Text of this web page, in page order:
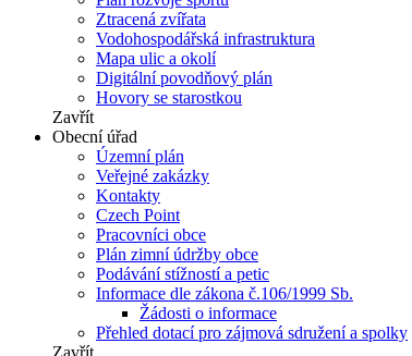
Ztracená zvířata
Vodohospodářská infrastruktura
Mapa ulic a okolí
Digitální povodňový plán
Hovory se starostkou
Zavřít
Obecní úřad
Územní plán
Veřejné zakázky
Kontakty
Czech Point
Pracovníci obce
Plán zimní údržby obce
Podávání stížností a petic
Informace dle zákona č.106/1999 Sb.
Žádosti o informace
Přehled dotací pro zájmová sdružení a spolky
Zavřít